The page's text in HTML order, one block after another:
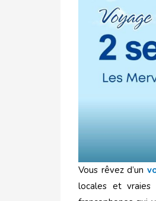
Vous rêvez d’un
locales et vraies